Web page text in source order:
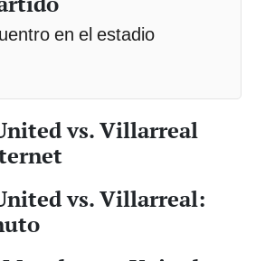
en el estadio
vs. Villarreal
vs. Villarreal: